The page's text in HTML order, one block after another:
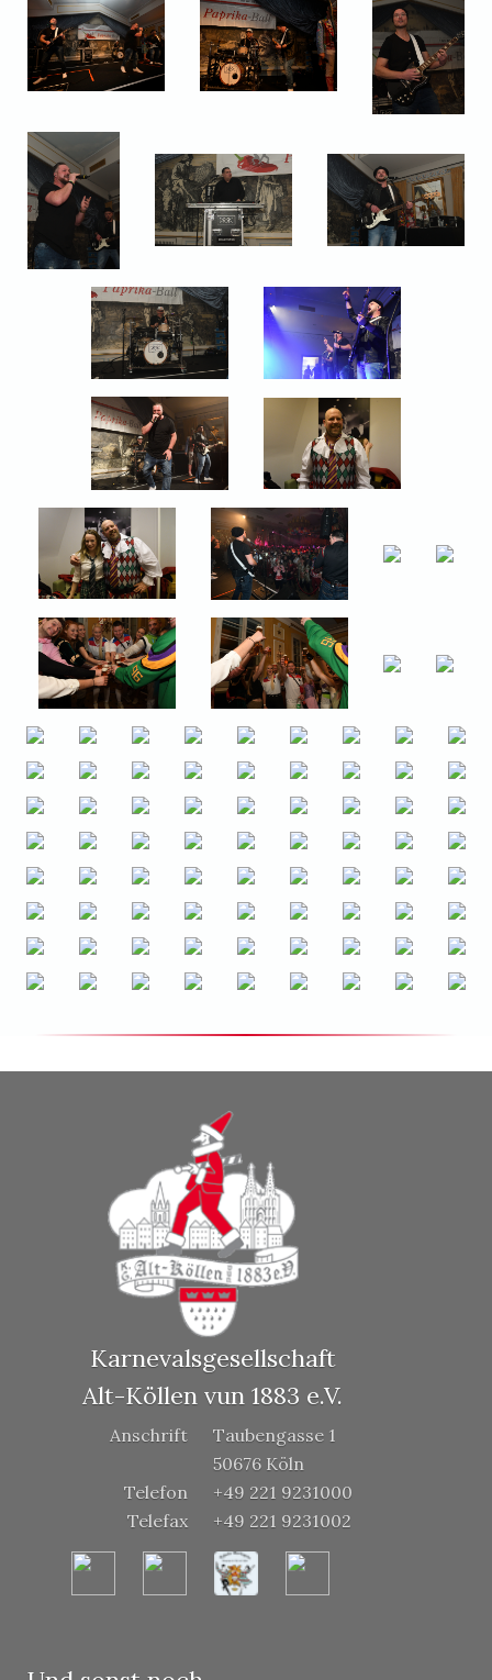
Karnevalsgesellschaft
Alt-Köllen vun 1883 e.V.
Anschrift
Taubengasse 1
50676 Köln
Telefon
+49 221 9231000
Telefax
+49 221 9231002